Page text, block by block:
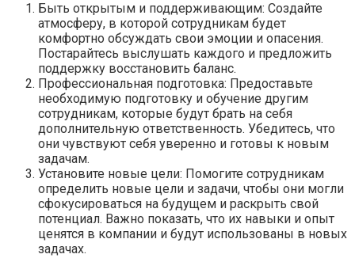
Быть открытым и поддерживающим: Создайте
атмосферу, в которой сотрудникам будет
комфортно обсуждать свои эмоции и опасения.
Постарайтесь выслушать каждого и предложить
поддержку восстановить баланс.
Профессиональная подготовка: Предоставьте
необходимую подготовку и обучение другим
сотрудникам, которые будут брать на себя
дополнительную ответственность. Убедитесь, что
они чувствуют себя уверенно и готовы к новым
задачам.
Установите новые цели: Помогите сотрудникам
определить новые цели и задачи, чтобы они могли
сфокусироваться на будущем и раскрыть свой
потенциал. Важно показать, что их навыки и опыт
ценятся в компании и будут использованы в новых
задачах.